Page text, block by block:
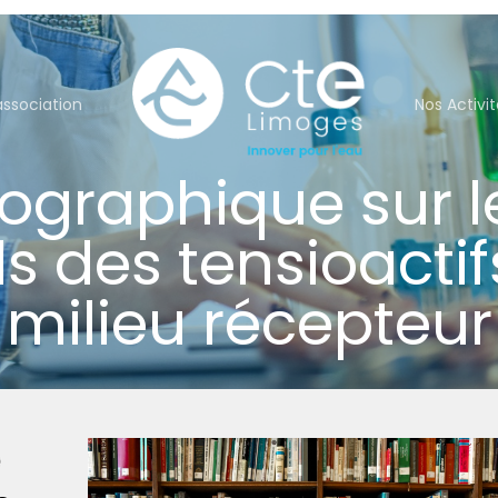
Nos
sur
des
milieu récepteur